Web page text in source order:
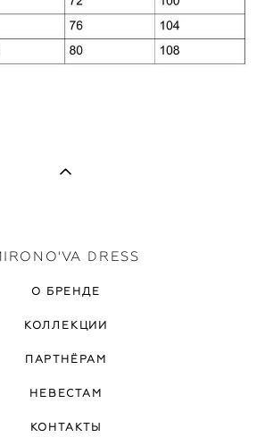
DRESS
О БРЕНДЕ
КОЛЛЕКЦИИ
ПАРТНЁРАМ
НЕВЕСТАМ
КОНТАКТЫ